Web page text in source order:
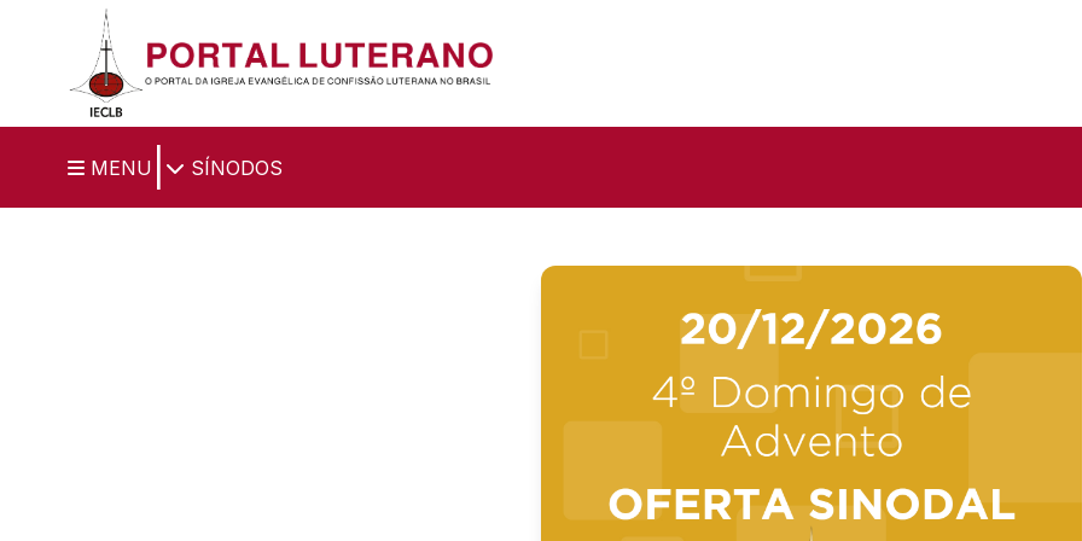
Ir para o conteúdo principal
MENU SÍNODOS